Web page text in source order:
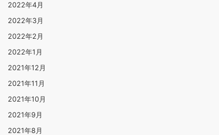
2022年4月
2022年3月
2022年2月
2022年1月
2021年12月
2021年11月
2021年10月
2021年9月
2021年8月